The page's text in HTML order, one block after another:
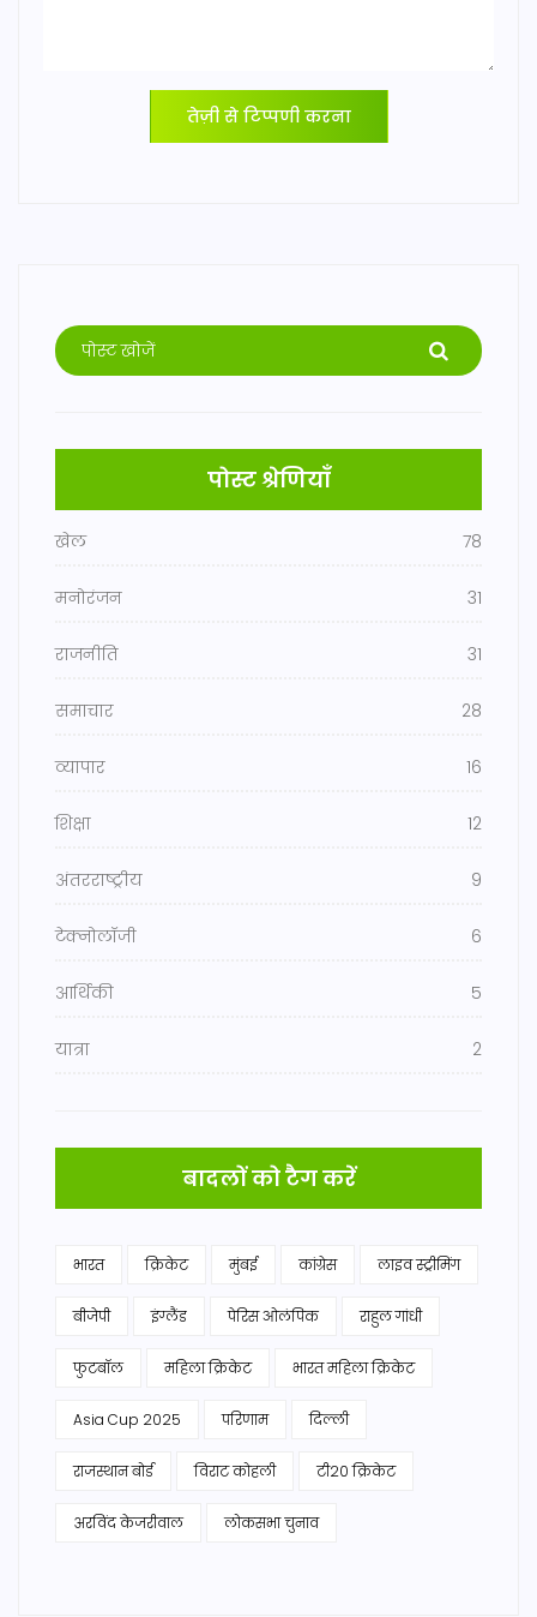
तेज़ी से टिप्पणी करना
पोस्ट श्रेणियाँ
खेल 78
मनोरंजन 31
राजनीति 31
समाचार 28
व्यापार 16
शिक्षा 12
अंतरराष्ट्रीय 9
टेक्नोलॉजी 6
आर्थिकी 5
यात्रा 2
बादलों को टैग करें
भारत क्रिकेट मुंबई कांग्रेस लाइव स्ट्रीमिंग
बीजेपी इंग्लैंड पेरिस ओलंपिक राहुल गांधी
फुटबॉल महिला क्रिकेट भारत महिला क्रिकेट
Asia Cup 2025 परिणाम दिल्ली
राजस्थान बोर्ड विराट कोहली टी20 क्रिकेट
अरविंद केजरीवाल लोकसभा चुनाव